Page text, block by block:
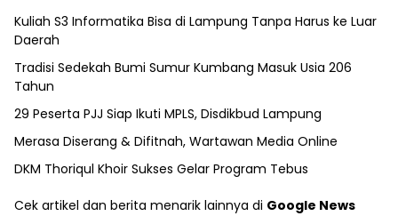
Kuliah S3 Informatika Bisa di Lampung Tanpa Harus ke Luar
Daerah
Tradisi Sedekah Bumi Sumur Kumbang Masuk Usia 206
Tahun
29 Peserta PJJ Siap Ikuti MPLS, Disdikbud Lampung
Merasa Diserang & Difitnah, Wartawan Media Online
DKM Thoriqul Khoir Sukses Gelar Program Tebus
Cek artikel dan berita menarik lainnya di Google News